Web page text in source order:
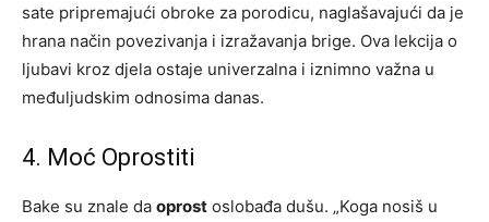
sate pripremajući obroke za porodicu, naglašavajući da je
hrana način povezivanja i izražavanja brige. Ova lekcija o
ljubavi kroz djela ostaje univerzalna i iznimno važna u
međuljudskim odnosima danas.
4. Moć Oprostiti
Bake su znale da oprost oslobađa dušu. „Koga nosiš u